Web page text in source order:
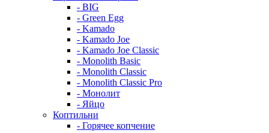
- BIG
- Green Egg
- Kamado
- Kamado Joe
- Kamado Joe Classic
- Monolith Basic
- Monolith Classic
- Monolith Classic Pro
- Монолит
- Яйцо
Коптильни
- Горячее копчение